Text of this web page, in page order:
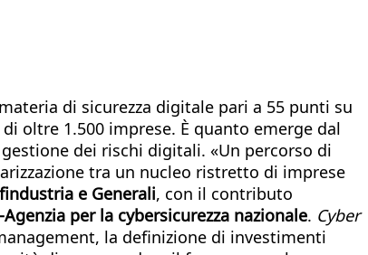
di sicurezza digitale pari a 55 punti su
oltre 1.500 imprese. È quanto emerge dal
dei rischi digitali. «Un percorso di
tra un nucleo ristretto di imprese
e Generali, con il contributo
Agenzia per la cybersicurezza nazionale. Cyber
la definizione di investimenti